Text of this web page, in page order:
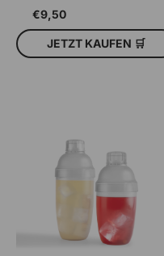
€9,50
JETZT KAUFEN 🛒